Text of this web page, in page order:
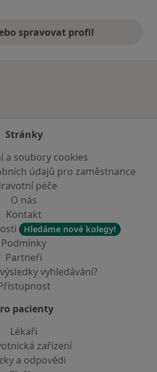
spravovat profil
Stránky
a soubory cookies
údajů pro zaměstnance
péče
O nás
Kontakt
Hledáme nové kolegy!
Podmínky
Partneři
vyhledávání?
pacienty
Lékaři
zařízení
a odpovědi